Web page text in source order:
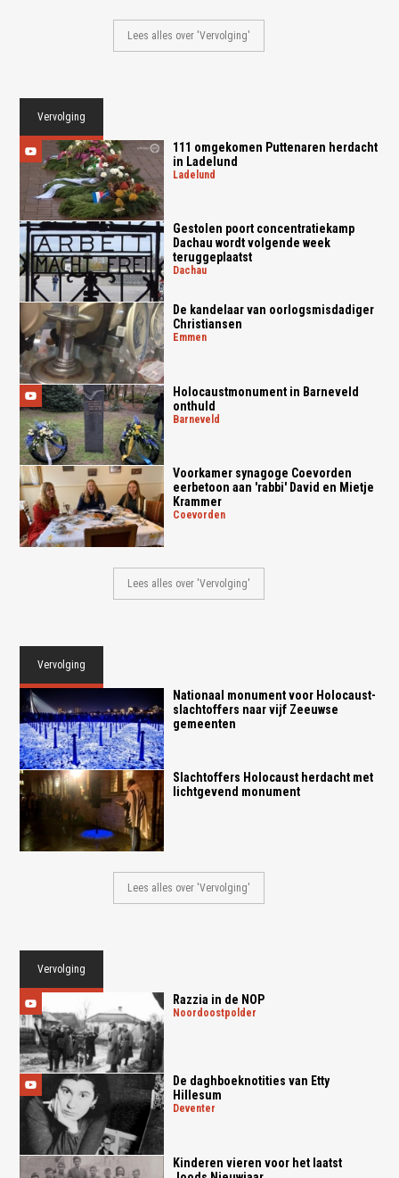
Lees alles over 'Vervolging'
Vervolging
111 omgekomen Puttenaren herdacht
in Ladelund
ladelund
Gestolen poort concentratiekamp
Dachau wordt volgende week
teruggeplaatst
dachau
De kandelaar van oorlogsmisdadiger
Christiansen
emmen
Holocaustmonument in Barneveld
onthuld
barneveld
Voorkamer synagoge Coevorden
eerbetoon aan 'rabbi' David en Mietje
Krammer
coevorden
Lees alles over 'Vervolging'
Vervolging
Nationaal monument voor Holocaust-
slachtoffers naar vijf Zeeuwse
gemeenten
Slachtoffers Holocaust herdacht met
lichtgevend monument
Lees alles over 'Vervolging'
Vervolging
Razzia in de NOP
noordoostpolder
De daghboeknotities van Etty
Hillesum
deventer
Kinderen vieren voor het laatst